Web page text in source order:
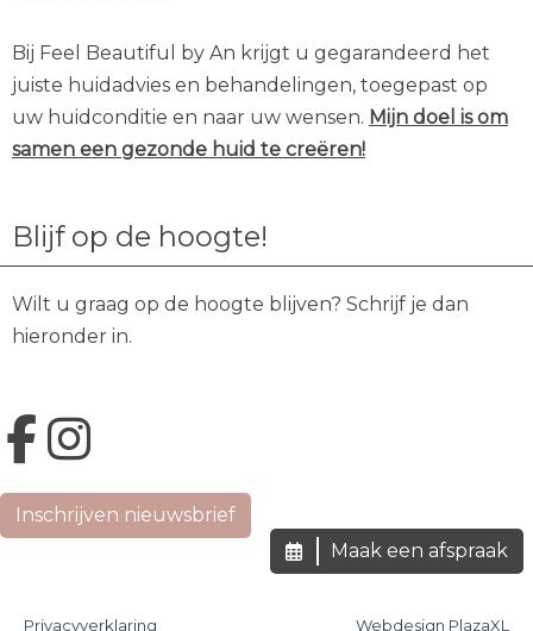
Bij Feel Beautiful by An krijgt u gegarandeerd het
juiste huidadvies en behandelingen, toegepast op
uw huidconditie en naar uw wensen. Mijn doel is om
samen een gezonde huid te creëren!
Blijf op de hoogte!
Wilt u graag op de hoogte blijven? Schrijf je dan
hieronder in.
Inschrijven nieuwsbrief
Maak een afspraak
Privacyverklaring Webdesign PlazaXL